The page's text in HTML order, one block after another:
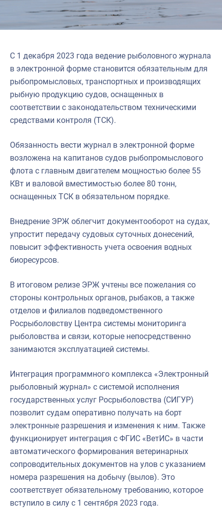
С 1 декабря 2023 года ведение рыболовного журнала
в электронной форме становится обязательным для
рыбопромысловых, транспортных и производящих
рыбную продукцию судов, оснащенных в
соответствии с законодательством техническими
средствами контроля (ТСК).
Обязанность вести журнал в электронной форме
возложена на капитанов судов рыбопромыслового
флота с главным двигателем мощностью более 55
КВт и валовой вместимостью более 80 тонн,
оснащенных ТСК в обязательном порядке.
Внедрение ЭРЖ облегчит документооборот на судах,
упростит передачу судовых суточных донесений,
повысит эффективность учета освоения водных
биоресурсов.
В итоговом релизе ЭРЖ учтены все пожелания со
стороны контрольных органов, рыбаков, а также
отделов и филиалов подведомственного
Росрыболовству Центра системы мониторинга
рыболовства и связи, которые непосредственно
занимаются эксплуатацией системы.
Интеграция программного комплекса «Электронный
рыболовный журнал» с системой исполнения
государственных услуг Росрыболовства (СИГУР)
позволит судам оперативно получать на борт
электронные разрешения и изменения к ним. Также
функционирует интеграция с ФГИС «ВетИС» в части
автоматического формирования ветеринарных
сопроводительных документов на улов с указанием
номера разрешения на добычу (вылов). Это
соответствует обязательному требованию, которое
вступило в силу с 1 сентября 2023 года.